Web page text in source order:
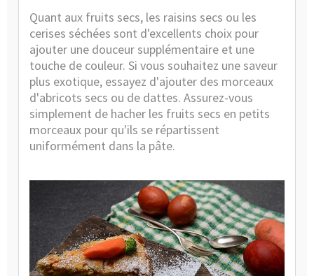
Quant aux fruits secs, les raisins secs ou les
cerises séchées sont d'excellents choix pour
ajouter une douceur supplémentaire et une
touche de couleur. Si vous souhaitez une saveur
plus exotique, essayez d'ajouter des morceaux
d'abricots secs ou de dattes. Assurez-vous
simplement de hacher les fruits secs en petits
morceaux pour qu'ils se répartissent
uniformément dans la pâte.